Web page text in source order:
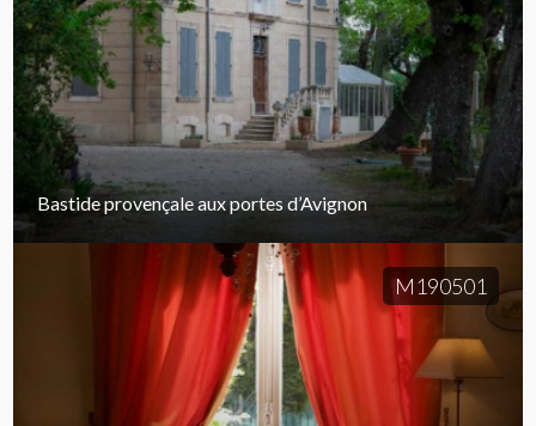
Bastide provençale aux portes d’Avignon
M190501